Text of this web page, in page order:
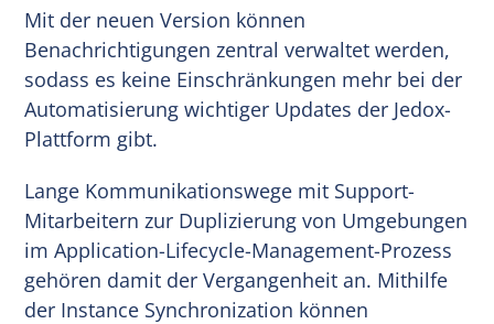
Mit der neuen Version können
Benachrichtigungen zentral verwaltet werden,
sodass es keine Einschränkungen mehr bei der
Automatisierung wichtiger Updates der Jedox-
Plattform gibt.
Lange Kommunikationswege mit Support-
Mitarbeitern zur Duplizierung von Umgebungen
im Application-Lifecycle-Management-Prozess
gehören damit der Vergangenheit an. Mithilfe
der Instance Synchronization können